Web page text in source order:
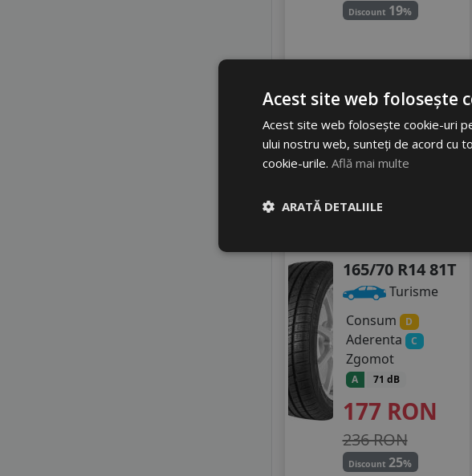
Discount 19%
livrare 24/48 ore
Stoc magazin
Adauga in cos
165/70 R14 81T
Turisme
Consum
D
Aderenta C
Zgomot
A 71 dB
177 RON
236 RON
Discount 25%
Acest site web folosește
Acest site web folosește cookie-uri
ului nostru web, sunteți de acord cu
cookie-urile. Află mai multe
ARATĂ DETALIILE